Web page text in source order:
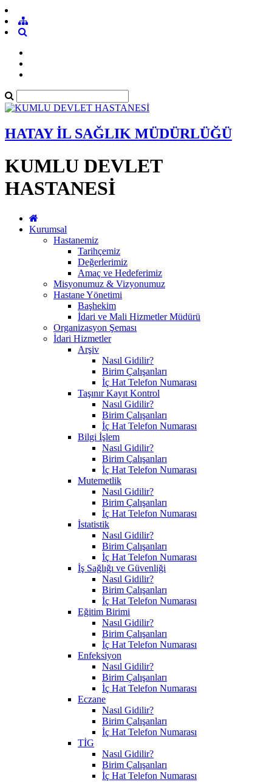
HATAY İL SAĞLIK MÜDÜRLÜĞÜ
KUMLU DEVLET
HASTANESİ
Kurumsal
Hastanemiz
Tarihçemiz
Değerlerimiz
Amaç ve Hedeferimiz
Misyonumuz & Vizyonumuz
Hastane Yönetimi
Başhekim
İdari ve Mali Hizmetler Müdürü
Organizasyon Şeması
İdari Hizmetler
Arşiv
Nasıl Gidilir?
Birim Çalışanları
İç Hat Telefon Numarası
Taşınır Kayıt Kontrol
Nasıl Gidilir?
Birim Çalışanları
İç Hat Telefon Numarası
Bilgi İşlem
Nasıl Gidilir?
Birim Çalışanları
İç Hat Telefon Numarası
Mutemetlik
Nasıl Gidilir?
Birim Çalışanları
İç Hat Telefon Numarası
İstatistik
Nasıl Gidilir?
Birim Çalışanları
İç Hat Telefon Numarası
İş Sağlığı ve Güvenliği
Nasıl Gidilir?
Birim Çalışanları
İç Hat Telefon Numarası
Eğitim Birimi
Nasıl Gidilir?
Birim Çalışanları
İç Hat Telefon Numarası
Enfeksiyon
Nasıl Gidilir?
Birim Çalışanları
İç Hat Telefon Numarası
Eczane
Nasıl Gidilir?
Birim Çalışanları
İç Hat Telefon Numarası
TİG
Nasıl Gidilir?
Birim Çalışanları
İç Hat Telefon Numarası